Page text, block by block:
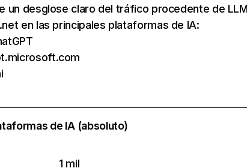
un desglose claro del tráfico procedente de
en las principales plataformas de IA:
de IA (absoluto)
1 mil